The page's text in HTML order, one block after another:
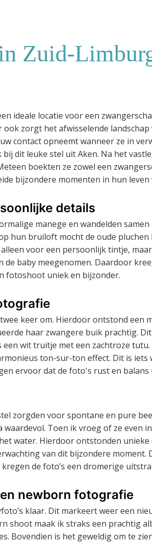
Zuid-
ideale locatie voor een
zorgt het afwisselende
contact opneemt wanneer ze in
dit leuke stel uit Aken. Na het
boekten ze zowel een
bijzondere momenten in hun leven
details
manege en wandelden
hun bruiloft mocht de oude
voor een persoonlijk tintje,
baby meegenomen. Daardoor
fotoshoot uniek en bijzonder.
keer om. Hierdoor ontstond een
haar zwangere buik prachtig.
een wit truitje met een zachtroze
ton-sur-ton effect. Dit is
ervoor dat de foto's rust en balans
zorgden voor spontane en pure
Toen ik vroeg of ze even
water. Hierdoor ontstonden unieke
van dit bijzondere moment.
de foto’s een dromerige
newborn fotografie
klaar. Dit markeert weer een
shoot maak ik straks een prachtig
Bovendien is het geweldig om te